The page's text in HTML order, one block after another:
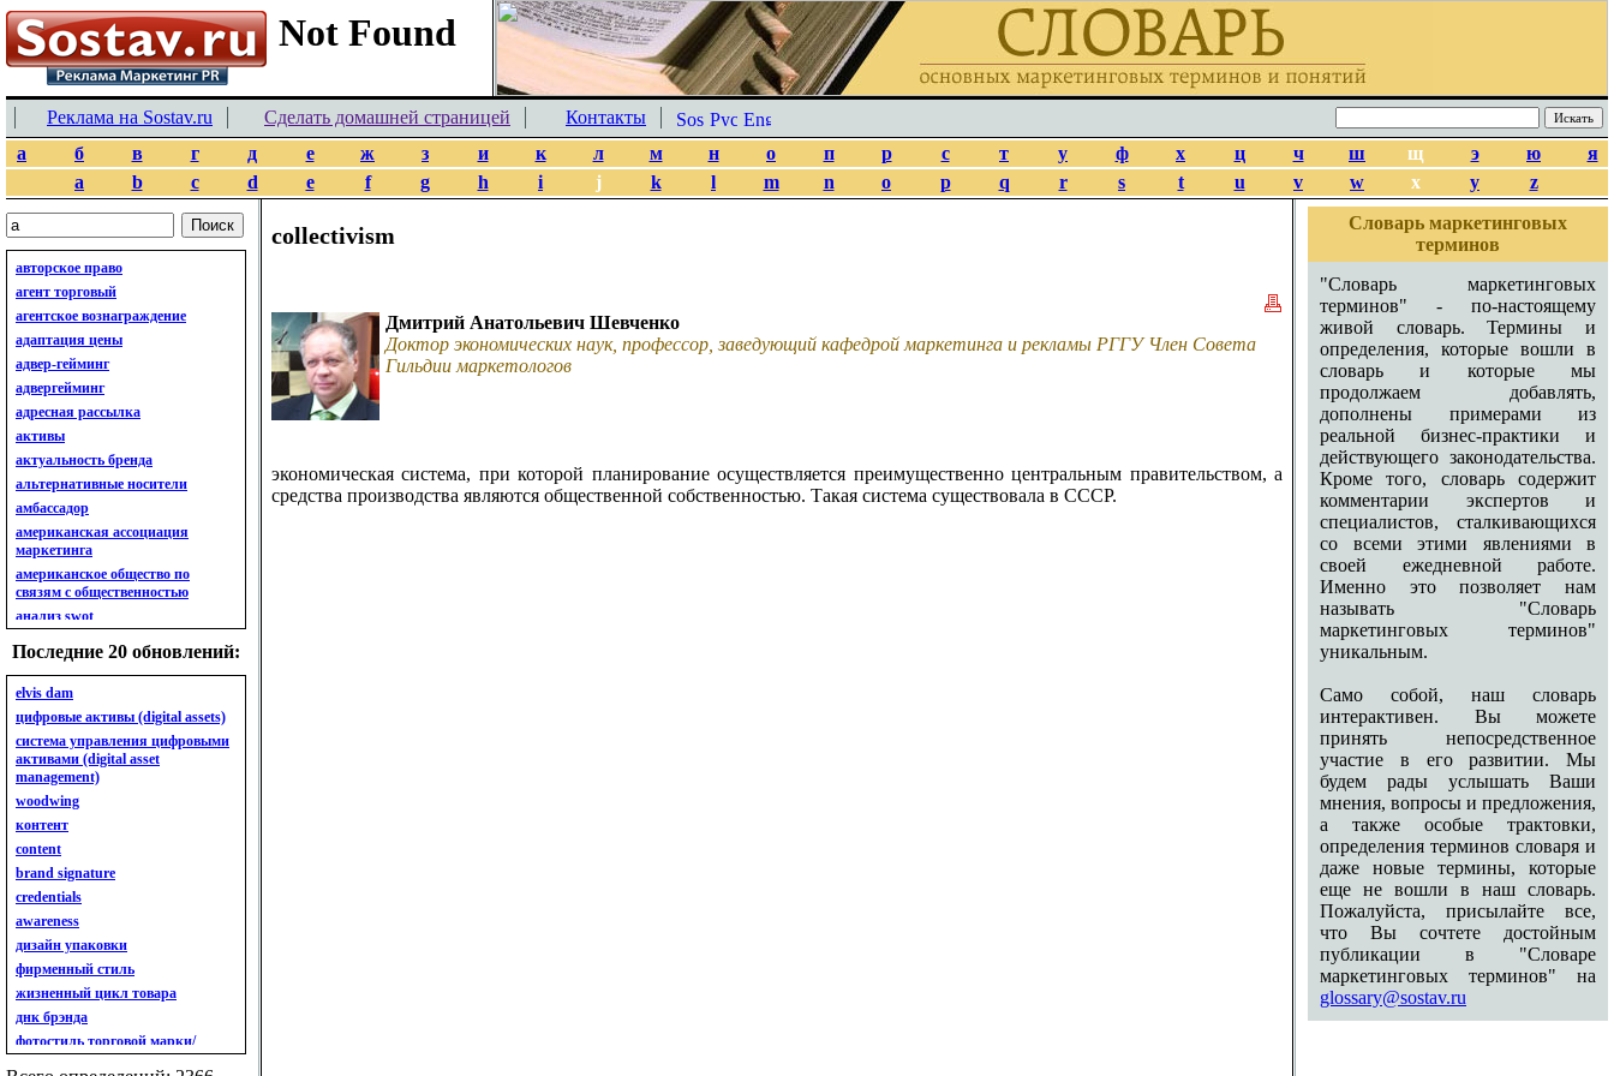
Реклама на Sostav.ru Сделать домашней страницей
Контакты
а
б в г д е ж з и к л м н о п р с т у ф х ц ч ш щ э ю
я
a
b c d e f g h i j k l m n o p q r s t u v w x y z
авторское право
агент торговый
агентское вознаграждение
адаптация цены
адвер-гейминг
адвергейминг
адресная рассылка
активы
актуальность бренда
альтернативные носители
амбассадор
американская ассоциация
маркетинга
американское общество по
связям с общественностью
анализ swot
анализ бизнес-портфеля
анализ имиджа
анализ кластерный
анализ конкурентов
анализ кросс-культурных
особенностей
анализ мак кинси «7s»
анализ макросистемы
анализ маркетинговый
анализ рынка
анализ ситуационный
анализ экспертный
индивидуальный
анкета
ассортимент
ассортимент товарный.
планирование товарного
ассортимента
ассортимент. глубина
Последние 20 обновлений:
elvis dam
цифровые активы (digital assets)
система управления цифровыми
активами (digital asset
management)
woodwing
контент
content
brand signature
credentials
awareness
дизайн упаковки
фирменный стиль
жизненный цикл товара
днк брэнда
фотостиль торговой марки/
линейки продукции
collectivism
Дмитрий Анатольевич Шевченко
Доктор экономических наук, профессор, заведующий кафедрой маркетинга и рекламы РГГУ Член Совета
Гильдии маркетологов
экономическая система, при которой планирование осуществляется преимущественно центральным правительством, а
средства производства являются общественной собственностью. Такая система существовала в СССР.
Словарь маркетинговых
терминов
"Словарь маркетинговых
терминов" - по-настоящему
живой словарь. Термины и
определения, которые вошли в
словарь и которые мы
продолжаем добавлять,
дополнены примерами из
реальной бизнес-практики и
действующего законодательства.
Кроме того, словарь содержит
комментарии экспертов и
специалистов, сталкивающихся
со всеми этими явлениями в
своей ежедневной работе.
Именно это позволяет нам
называть "Словарь
маркетинговых терминов"
уникальным.
Само собой, наш словарь
интерактивен. Вы можете
принять непосредственное
участие в его развитии. Мы
будем рады услышать Ваши
мнения, вопросы и предложения,
а также особые трактовки,
определения терминов словаря и
даже новые термины, которые
еще не вошли в наш словарь.
Пожалуйста, присылайте все,
что Вы сочтете достойным
публикации в "Словаре
маркетинговых терминов" на
glossary@sostav.ru